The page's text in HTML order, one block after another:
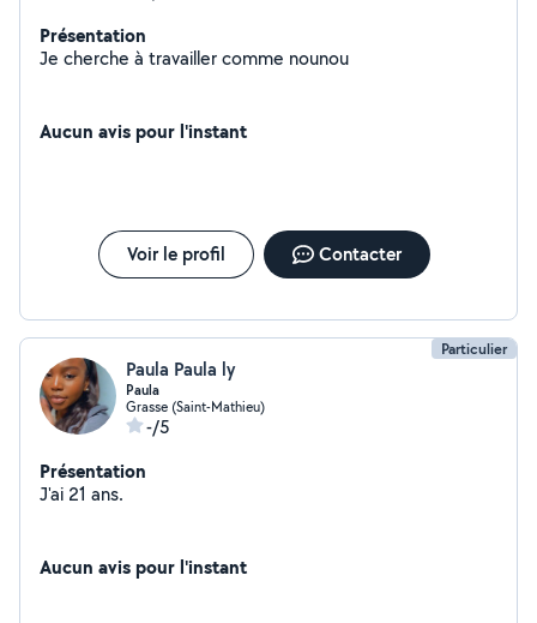
Présentation
Je cherche à travailler comme nounou
Aucun avis pour l'instant
Voir le profil Contacter
Particulier
Paula Paula ly
Paula
Grasse (Saint-Mathieu)
-/5
Présentation
J'ai 21 ans.
Aucun avis pour l'instant